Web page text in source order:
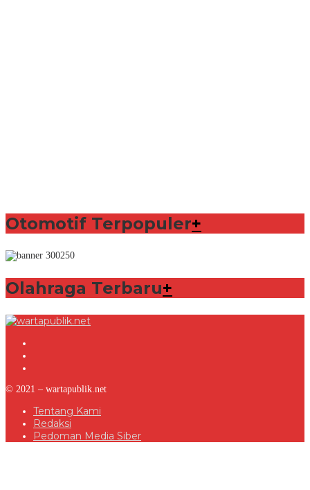
Otomotif Terpopuler+
Olahraga Terbaru+
© 2021 – wartapublik.net
Tentang Kami
Redaksi
Pedoman Media Siber